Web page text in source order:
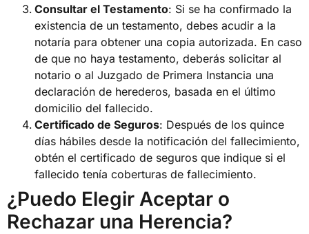
Consultar el Testamento: Si se ha confirmado la
existencia de un testamento, debes acudir a la
notaría para obtener una copia autorizada. En caso
de que no haya testamento, deberás solicitar al
notario o al Juzgado de Primera Instancia una
declaración de herederos, basada en el último
domicilio del fallecido.
Certificado de Seguros: Después de los quince
días hábiles desde la notificación del fallecimiento,
obtén el certificado de seguros que indique si el
fallecido tenía coberturas de fallecimiento.
¿Puedo Elegir Aceptar o
Rechazar una Herencia?